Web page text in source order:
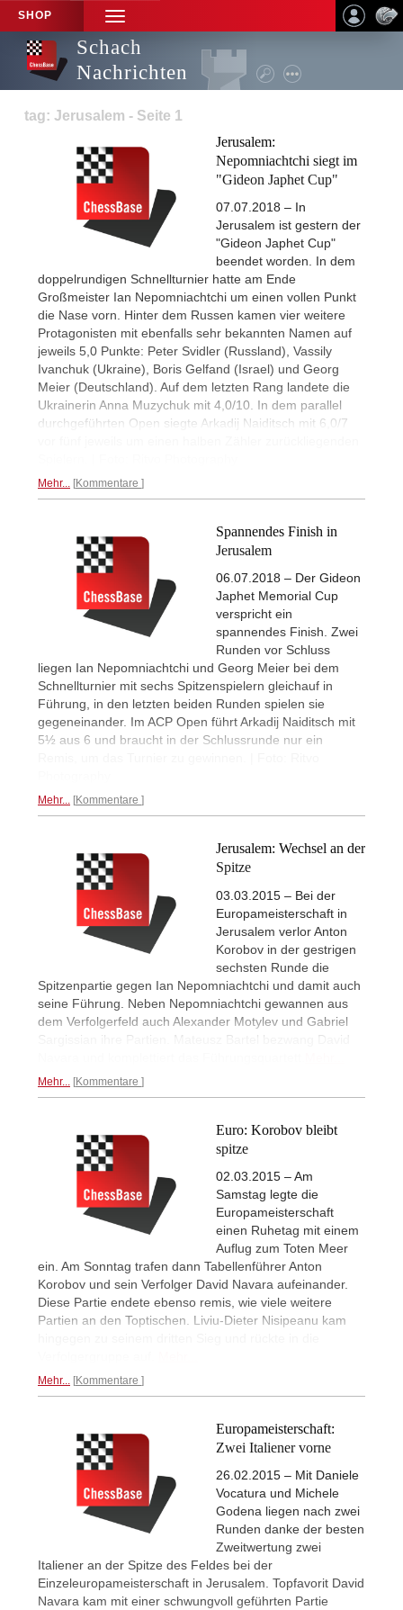
SHOP
TOGGLE
NAVIGATION
Schach
Nachrichten
tag: Jerusalem - Seite 1
Jerusalem:
Nepomniachtchi siegt im
"Gideon Japhet Cup"
07.07.2018 – In
Jerusalem ist gestern der
"Gideon Japhet Cup"
beendet worden. In dem
doppelrundigen Schnellturnier hatte am Ende
Großmeister Ian Nepomniachtchi um einen vollen Punkt
die Nase vorn. Hinter dem Russen kamen vier weitere
Protagonisten mit ebenfalls sehr bekannten Namen auf
jeweils 5,0 Punkte: Peter Svidler (Russland), Vassily
Ivanchuk (Ukraine), Boris Gelfand (Israel) und Georg
Meier (Deutschland). Auf dem letzten Rang landete die
Ukrainerin Anna Muzychuk mit 4,0/10. In dem parallel
durchgeführten Open siegte Arkadij Naiditsch mit 6,0/7
Mehr... Kommentare
Spannendes Finish in
Jerusalem
06.07.2018 – Der Gideon
Japhet Memorial Cup
verspricht ein
spannendes Finish. Zwei
Runden vor Schluss
liegen Ian Nepomniachtchi und Georg Meier bei dem
Schnellturnier mit sechs Spitzenspielern gleichauf in
Führung, in den letzten beiden Runden spielen sie
gegeneinander. Im ACP Open führt Arkadij Naiditsch mit
5½ aus 6 und braucht in der Schlussrunde nur ein
Mehr... Kommentare
Jerusalem: Wechsel an der
Spitze
03.03.2015 – Bei der
Europameisterschaft in
Jerusalem verlor Anton
Korobov in der gestrigen
sechsten Runde die
Spitzenpartie gegen Ian Nepomniachtchi und damit auch
seine Führung. Neben Nepomniachtchi gewannen aus
dem Verfolgerfeld auch Alexander Motylev und Gabriel
Sargissian ihre Partien. Mateusz Bartel bezwang David
Mehr... Kommentare
Euro: Korobov bleibt
spitze
02.03.2015 – Am
Samstag legte die
Europameisterschaft
einen Ruhetag mit einem
Auflug zum Toten Meer
ein. Am Sonntag trafen dann Tabellenführer Anton
Korobov und sein Verfolger David Navara aufeinander.
Diese Partie endete ebenso remis, wie viele weitere
Partien an den Toptischen. Liviu-Dieter Nisipeanu kam
Mehr... Kommentare
Europameisterschaft:
Zwei Italiener vorne
26.02.2015 – Mit Daniele
Vocatura und Michele
Godena liegen nach zwei
Runden danke der besten
Zweitwertung zwei
Italiener an der Spitze des Feldes bei der
Einzeleuropameisterschaft in Jerusalem. Topfavorit David
Navara kam mit einer schwungvoll geführten Partie